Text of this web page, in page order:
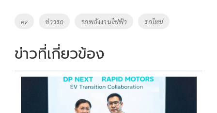
k
Li
k
Tags
ev ข่าวรถ รถพลังงานไฟฟ้า รถใหม่
ข่าวที่เกี่ยวข้อง